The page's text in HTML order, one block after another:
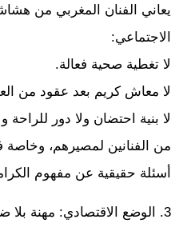
يعاني الفنان المغربي من
الاجتماعي:
لا تغطية صحية فعالة.
لا معاش كريم بعد عقود من
لا بنية احتضان ولا دور للراحة
من الفنانين لمصيرهم،
أسئلة حقيقية عن مفهوم
3. الوضع الاقتصادي: مهنة بلا ضمانات